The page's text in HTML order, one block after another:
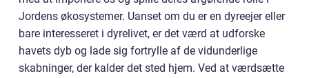
Jordens økosystemer. Uanset om du er en dyreejer eller
bare interesseret i dyrelivet, er det værd at udforske
havets dyb og lade sig fortrylle af de vidunderlige
skabninger, der kalder det sted hjem. Ved at værdsætte